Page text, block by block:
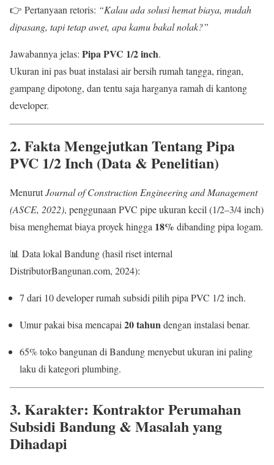
👉 Pertanyaan retoris: “Kalau ada solusi hemat biaya, mudah
dipasang, tapi tetap awet, apa kamu bakal nolak?”
Jawabannya jelas: Pipa PVC 1/2 inch.
Ukuran ini pas buat instalasi air bersih rumah tangga, ringan,
gampang dipotong, dan tentu saja harganya ramah di kantong
developer.
2. Fakta Mengejutkan Tentang Pipa
PVC 1/2 Inch (Data & Penelitian)
MenurutJournal of Construction Engineering and Management
(ASCE, 2022), penggunaan PVC pipe ukuran kecil (1/2–3/4 inch)
bisa menghemat biaya proyek hingga 18% dibanding pipa logam.
📊 Data lokal Bandung (hasil riset internal
DistributorBangunan.com, 2024):
7 dari 10 developer rumah subsidi pilih pipa PVC 1/2 inch.
Umur pakai bisa mencapai 20 tahundengan instalasi benar.
65% toko bangunan di Bandung menyebut ukuran ini paling
laku di kategori plumbing.
3. Karakter: Kontraktor Perumahan
Subsidi Bandung & Masalah yang
Dihadapi